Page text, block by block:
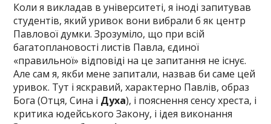
Коли я викладав в університеті, я іноді запитував
студентів, який уривок вони вибрали б як центр
Павлової думки. Зрозуміло, що при всій
багатоплановості листів Павла, єдиної
«правильної» відповіді на це запитання не існує.
Але сам я, якби мене запитали, назвав би саме цей
уривок. Тут і яскравий, характерно Павлів, образ
Бога (Отця, Сина і Духа), і пояснення сенсу хреста, і
критика юдейського Закону, і ідея виконання